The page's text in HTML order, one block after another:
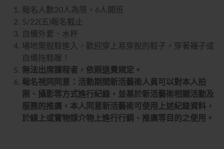
報名人數20人為限，6人開班
5/22(五)報名截止
自備外套、水杯
場地需脫鞋進入，歡迎穿上易穿脫的鞋子，穿著襪子或
自備拖鞋喔！
無法出席課程者，依照退費規定。
報名視同同意：活動期間新活藝術人員可以對本人拍
照、攝影等方式進行紀錄，並基於新活藝術相關活動及
服務的推廣，本人同意新活藝術可使用上述紀錄資料，
於線上或實物媒介物上進行行銷、推廣等目的之使用。